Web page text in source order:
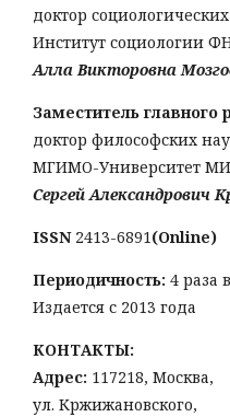
доктор
Институт социологии
Алла Викторовна
Заместитель главного
доктор философских
МГИМО-Университет
Сергей Александрович
ISSN 2413-6891(Online)
Периодичность: 4 раза
Издается с 2013 года
КОНТАКТЫ:
Адрес: 117218, Москва,
ул. Кржижановского,